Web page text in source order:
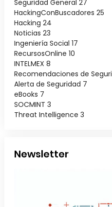
Seguridad General 27
HackingConBuscadores 25
Hacking 24
Noticias 23
Ingeniería Social 17
RecursosOnline 10
INTELMEX 8
Recomendaciones de
Alerta de Seguridad 7
eBooks 7
SOCMINT 3
Threat Intelligence 3
Newsletter